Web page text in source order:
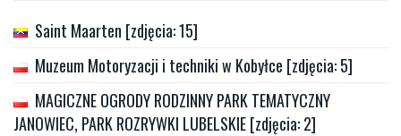
Saint Maarten [zdjęcia: 15]
Muzeum Motoryzacji i techniki w Kobyłce [zdjęcia: 5]
MAGICZNE OGRODY RODZINNY PARK TEMATYCZNY
JANOWIEC, PARK ROZRYWKI LUBELSKIE [zdjęcia: 2]